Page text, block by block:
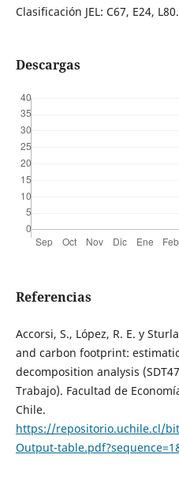
Clasificación JEL: C67, E24, L80.
Descargas
Referencias
Accorsi, S., López, R. E. y
and carbon footprint:
decomposition analysis
Trabajo). Facultad de
Chile.
https://repositorio.uchile.cl/
Output-